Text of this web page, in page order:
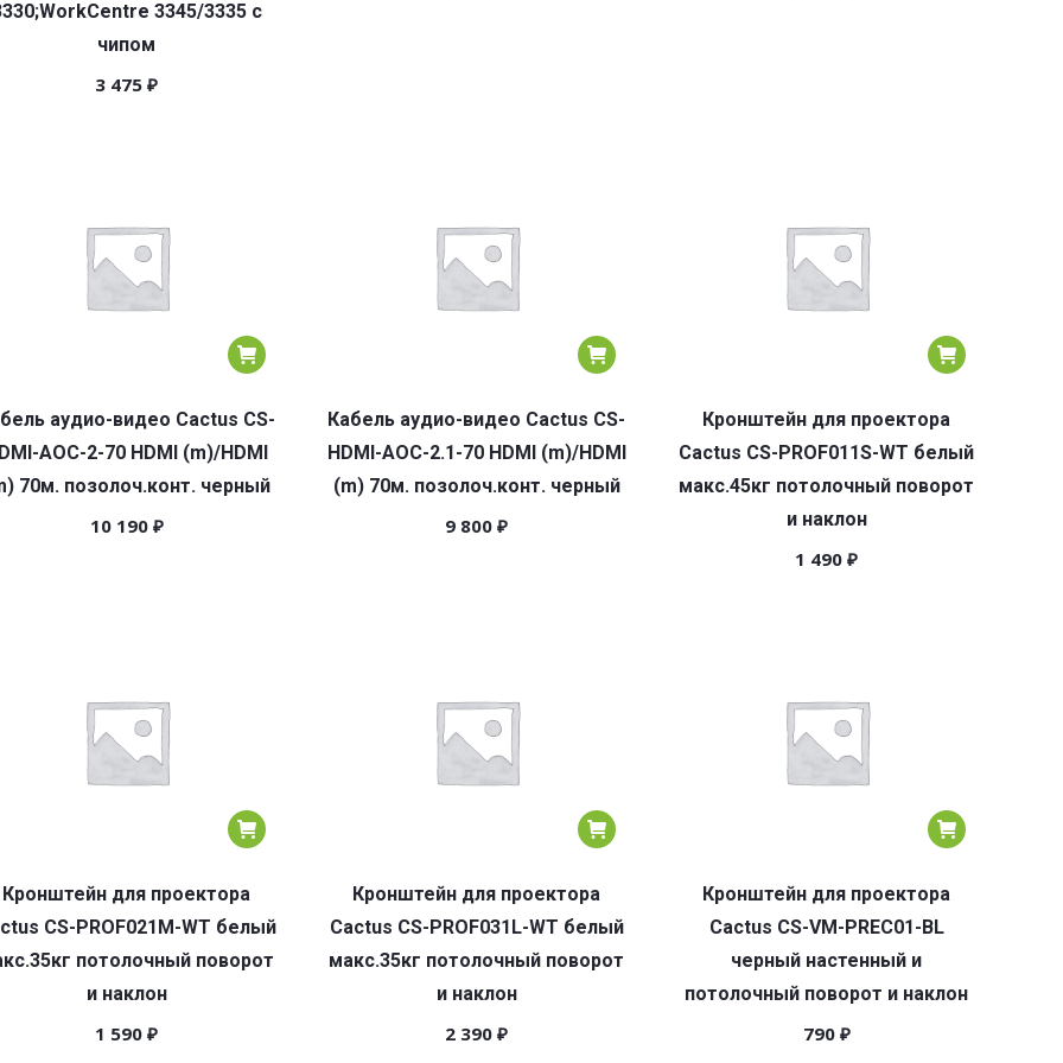
3345/3335 с
чипом
3 475 ₽
аудио-видео Cactus CS-
AOC-2-70 HDMI (m)/HDMI
70м. позолоч.конт. черный
10 190 ₽
Кабель аудио-видео Cactus CS-
HDMI-AOC-2.1-70 HDMI (m)/HDMI
(m) 70м. позолоч.конт. черный
9 800 ₽
Кронштейн для проектора
Cactus CS-PROF011S-WT белый
макс.45кг потолочный поворот
и наклон
1 490 ₽
Кронштейн для проектора
CS-PROF021M-WT белый
потолочный поворот
и наклон
1 590 ₽
Кронштейн для проектора
Cactus CS-PROF031L-WT белый
макс.35кг потолочный поворот
и наклон
2 390 ₽
Кронштейн для проектора
Cactus CS-VM-PREC01-BL
черный настенный и
потолочный поворот и наклон
790 ₽